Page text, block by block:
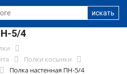
5/4
Полки косынки
Полка настенная ПН-5/4